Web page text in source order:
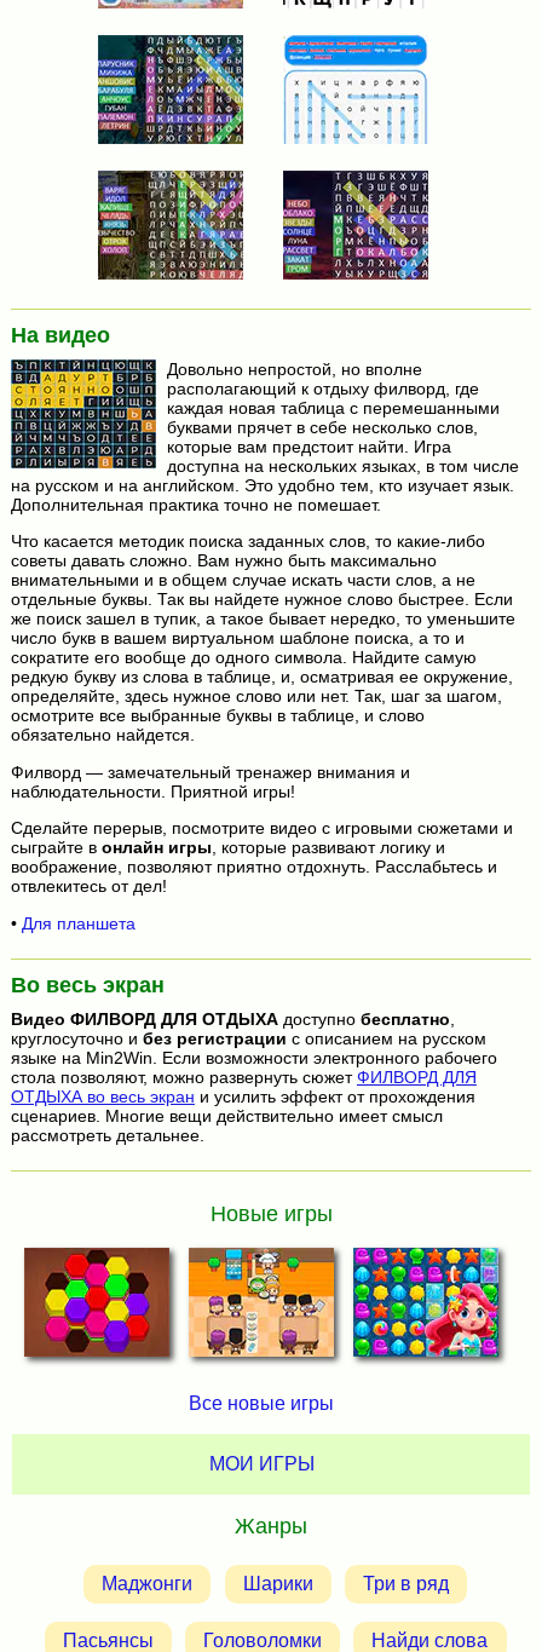
На видео
Довольно непростой, но вполне
располагающий к отдыху филворд, где
каждая новая таблица с перемешанными
буквами прячет в себе несколько слов,
которые вам предстоит найти. Игра
доступна на нескольких языках, в том числе
на русском и на английском. Это удобно тем, кто изучает язык.
Дополнительная практика точно не помешает.
Что касается методик поиска заданных слов, то какие-либо
советы давать сложно. Вам нужно быть максимально
внимательными и в общем случае искать части слов, а не
отдельные буквы. Так вы найдете нужное слово быстрее. Если
же поиск зашел в тупик, а такое бывает нередко, то уменьшите
число букв в вашем виртуальном шаблоне поиска, а то и
сократите его вообще до одного символа. Найдите самую
редкую букву из слова в таблице, и, осматривая ее окружение,
определяйте, здесь нужное слово или нет. Так, шаг за шагом,
осмотрите все выбранные буквы в таблице, и слово
обязательно найдется.
Филворд — замечательный тренажер внимания и
наблюдательности. Приятной игры!
Сделайте перерыв, посмотрите видео с игровыми сюжетами и
сыграйте в онлайн игры, которые развивают логику и
воображение, позволяют приятно отдохнуть. Расслабьтесь и
отвлекитесь от дел!
• Для планшета
Во весь экран
Видео ФИЛВОРД ДЛЯ ОТДЫХАдоступно бесплатно
круглосуточно и без регистрации с описанием на русском
языке на Min2Win. Если возможности электронного рабочего
стола позволяют, можно развернуть сюжетФИЛВОРД ДЛЯ
ОТДЫХА во весь экран и усилить эффект от прохождения
сценариев. Многие вещи действительно имеет смысл
рассмотреть детальнее.
Новые игры
Все новые игры
МОИ ИГРЫ
Жанры
Маджонги Шарики Три в ряд
Пасьянсы Головоломки Найди слова